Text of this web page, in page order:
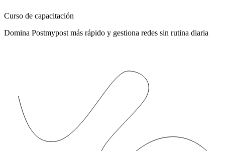
Curso de capacitación
Domina Postmypost más rápido y gestiona redes sin rutina diaria